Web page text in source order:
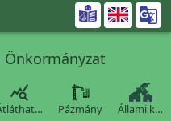

Önkormányzat

Pázmány Állami k…